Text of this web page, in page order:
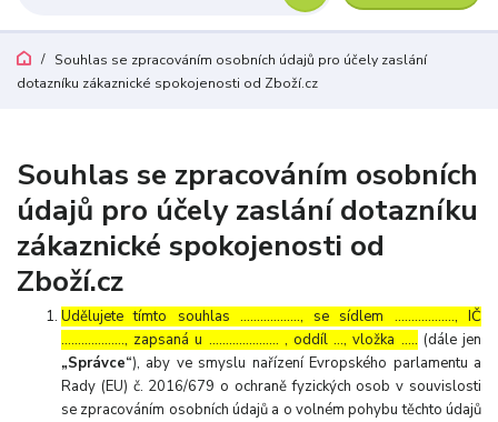
Souhlas se zpracováním osobních údajů pro účely zaslání
dotazníku zákaznické spokojenosti od Zboží.cz
Souhlas se zpracováním osobních
údajů pro účely zaslání dotazníku
zákaznické spokojenosti od
Zboží.cz
Udělujete tímto souhlas ……………..., se sídlem ………………, IČ
………………., zapsaná u ………………… , oddíl …, vložka ….. (dále jen
„Správce“), aby ve smyslu nařízení Evropského parlamentu a
Rady (EU) č. 2016/679 o ochraně fyzických osob v souvislosti
se zpracováním osobních údajů a o volném pohybu těchto údajů